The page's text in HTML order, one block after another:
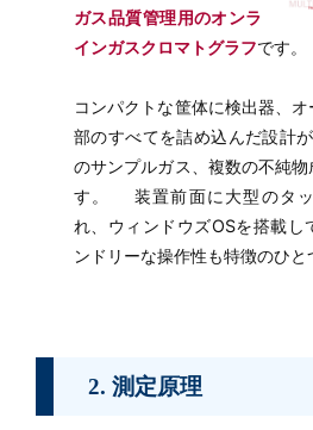
ガス品質管理用のオンラ
インガスクロマトグラフです。
コンパクトな筐体に検出器、
部のすべてを詰め込んだ設計
のサンプルガス、複数の不純
す。 装置前面に大型のタッ
れ、ウィンドウズOSを搭載し
ンドリーな操作性も特徴のひと
2. 測定原理